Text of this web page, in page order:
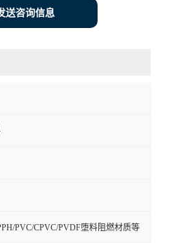
送咨询信息
PVC/CPVC/PVDF堕料阻燃材质等